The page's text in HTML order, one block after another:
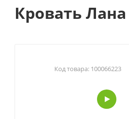
Кровать
Код товара: 100066223